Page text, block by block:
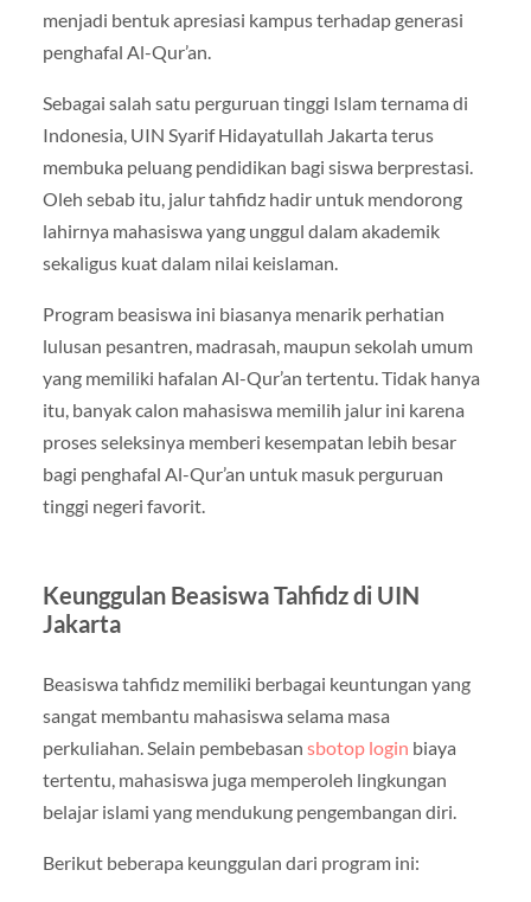
menjadi bentuk apresiasi kampus terhadap generasi
penghafal Al-Qur’an.
Sebagai salah satu perguruan tinggi Islam ternama di
Indonesia, UIN Syarif Hidayatullah Jakarta terus
membuka peluang pendidikan bagi siswa berprestasi.
Oleh sebab itu, jalur tahfidz hadir untuk mendorong
lahirnya mahasiswa yang unggul dalam akademik
sekaligus kuat dalam nilai keislaman.
Program beasiswa ini biasanya menarik perhatian
lulusan pesantren, madrasah, maupun sekolah umum
yang memiliki hafalan Al-Qur’an tertentu. Tidak hanya
itu, banyak calon mahasiswa memilih jalur ini karena
proses seleksinya memberi kesempatan lebih besar
bagi penghafal Al-Qur’an untuk masuk perguruan
tinggi negeri favorit.
Keunggulan Beasiswa Tahfidz di UIN
Jakarta
Beasiswa tahfidz memiliki berbagai keuntungan yang
sangat membantu mahasiswa selama masa
perkuliahan. Selain pembebasan sbotop login biaya
tertentu, mahasiswa juga memperoleh lingkungan
belajar islami yang mendukung pengembangan diri.
Berikut beberapa keunggulan dari program ini: